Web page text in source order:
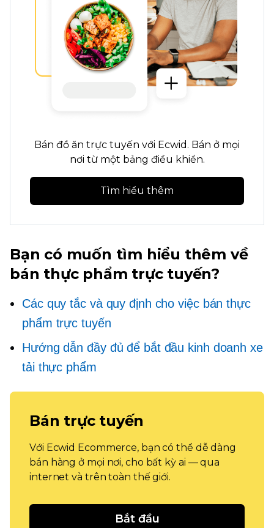
Bán đồ ăn trực tuyến với Ecwid. Bán ở mọi
nơi từ một bảng điều khiển.
Tìm hiểu thêm
Bạn có muốn tìm hiểu thêm về
bán thực phẩm trực tuyến?
Các quy tắc và quy định cho việc bán thực
phẩm trực tuyến
Hướng dẫn đầy đủ để bắt đầu kinh doanh xe
tải thực phẩm
Bán trực tuyến
Với Ecwid Ecommerce, bạn có thể dễ dàng
bán hàng ở mọi nơi, cho bất kỳ ai — qua
internet và trên toàn thế giới.
Bắt đầu